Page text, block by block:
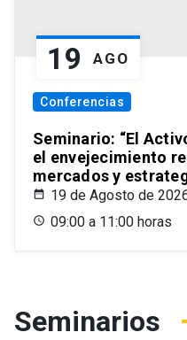
19 AGO
Conferencias
Seminario: “El
el envejecimiento
mercados y
19 de Agosto de
09:00 a 11:00 horas
Seminarios